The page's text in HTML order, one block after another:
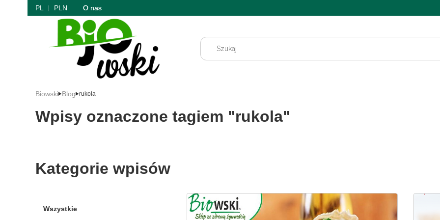
PL PLN O nas
Biowski Blog rukola
Wpisy oznaczone tagiem "rukola"
Kategorie wpisów
Wszystkie